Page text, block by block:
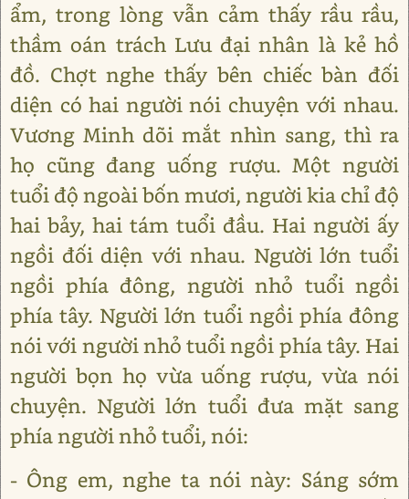
ẩm, trong lòng vẫn cảm thấy rầu rầu,
thầm oán trách Lưu đại nhân là kẻ hồ
đồ. Chợt nghe thấy bên chiếc bàn đối
diện có hai người nói chuyện với nhau.
Vương Minh dõi mắt nhìn sang, thì ra
họ cũng đang uống rượu. Một người
tuổi độ ngoài bốn mươi, người kia chỉ độ
hai bảy, hai tám tuổi đầu. Hai người ấy
ngồi đối diện với nhau. Người lớn tuổi
ngồi phía đông, người nhỏ tuổi ngồi
phía tây. Người lớn tuổi ngồi phía đông
nói với người nhỏ tuổi ngồi phía tây. Hai
người bọn họ vừa uống rượu, vừa nói
chuyện. Người lớn tuổi đưa mặt sang
phía người nhỏ tuổi, nói:
- Ông em, nghe ta nói này: Sáng sớm